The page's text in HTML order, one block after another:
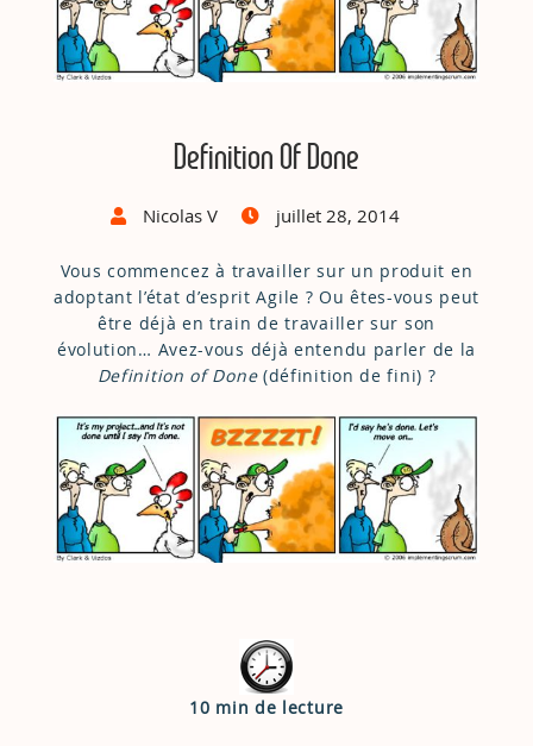
Definition Of Done
Nicolas V juillet 28, 2014
Vous commencez à travailler sur un produit en
adoptant l’état d’esprit Agile ? Ou êtes-vous peut
être déjà en train de travailler sur son
évolution… Avez-vous déjà entendu parler de la
Definition of Done(définition de fini) ?
10 min de lecture